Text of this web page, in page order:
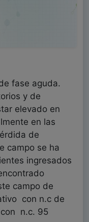
fase aguda.
y de
elevado en
en las
de
campo se ha
ingresados
campo de
con n.c de
n.c. 95